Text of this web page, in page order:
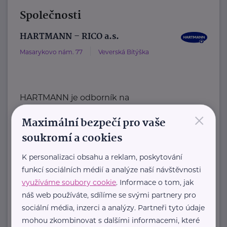
Společnosti
HARTMANN – RICO a.s.
Masarykovo nám. 77 Veverská Bítýška
HARTMANN je odborník na
řešení s dlouholetou tradicí.
Zaměřuje ...
https://hartmanndirect.com/cs-cz
info@hartmanndirect.cz
Ministerstvo zdravotnictví ČR
×
Maximální bezpečí pro vaše
soukromí a cookies
K personalizaci obsahu a reklam, poskytování
funkcí sociálních médií a analýze naší návštěvnosti
využíváme soubory cookie. Informace o tom, jak
náš web používáte, sdílíme se svými partnery pro
sociální média, inzerci a analýzy. Partneři tyto údaje
mohou zkombinovat s dalšími informacemi, které